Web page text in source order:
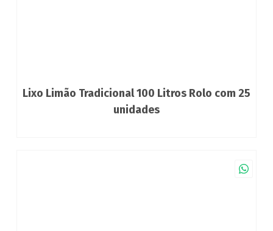
Lixo Limão Tradicional 100 Litros Rolo com 25
unidades